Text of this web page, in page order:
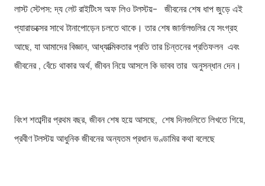
লাস্ট স্টেপস: দ্য লেট রাইটিংস অফ লিও টলস্টয়- জীবনের শেষ ধাপ জুড়ে এই
প্যারাডক্সের সাথে টানাপোড়েন চলতে থাকে। তার শেষ জার্নালগুলির যে সংগ্রহ
আছে, যা আমাদের বিজ্ঞান, আধ্যাত্মিকতার প্রতি তার চিন্তনের প্রতিফলন এবং
জীবনের , বেঁচে থাকার অর্থ, জীবন নিয়ে আসলে কি ভাবব তার অনুসন্ধান দেন।
বিংশ শতাব্দীর প্রথম বছর, জীবন শেষ হয়ে আসছে, শেষ দিনগুলিতে লিখতে গিয়ে,
প্রবীণ টলস্টয় আধুনিক জীবনের অন্যতম প্রধান ভণ্ডামির কথা বলেছে